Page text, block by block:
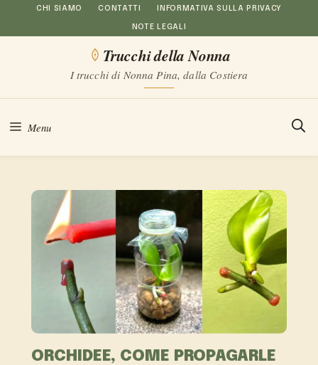
al
CHI SIAMO CONTATTI INFORMATIVA SULLA PRIVACY
NOTE LEGALI
Trucchi della Nonna
I trucchi di Nonna Pina, dalla Costiera
Menu
ORCHIDEE, COME PROPAGARLE